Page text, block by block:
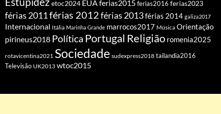
etoc2024 EUAferias2015ferias2016 ferias2023
férias 2011férias 2012férias 2013férias 2014 galiza2017
Internacional Itália Marinha Grande marrocos2017 Música Orientação
pirineus2018 Política Portugal Religião romenia2025
rotavicentina2021 Sociedade sudexpress2018 tailandia2016
Televisão UK2013 wtoc2015